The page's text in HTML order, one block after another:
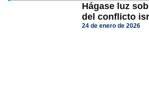
Hágase luz
del conflicto
24 de enero de 2026